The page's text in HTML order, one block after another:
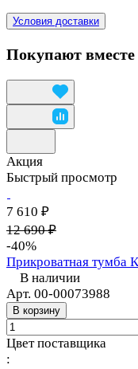
Условия доставки
Покупают вместе
Акция
Быстрый просмотр
7 610 ₽
12 690 ₽
-40%
Прикроватная тумба
В наличии
Арт. 00-00073988
В корзину
Цвет поставщика
: